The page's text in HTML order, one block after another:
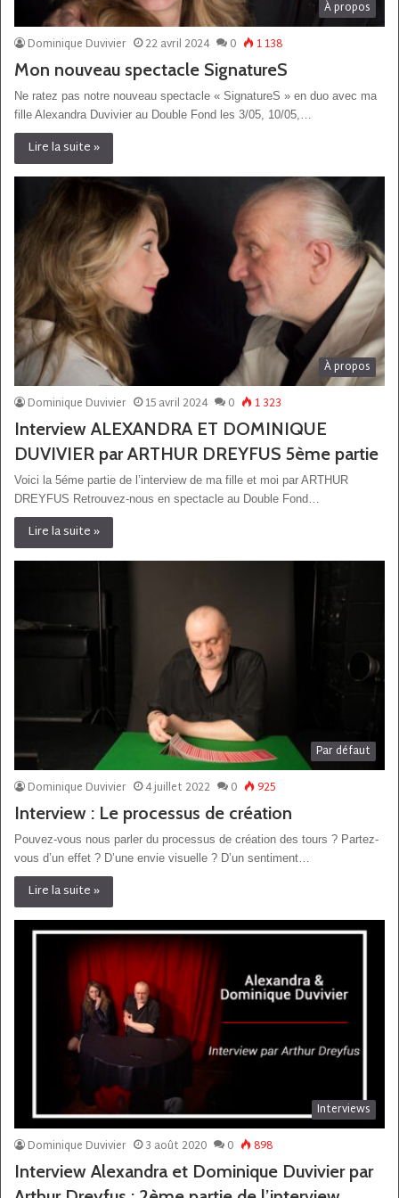
À propos
Dominique Duvivier
22 avril 2024 0 1 138
Mon nouveau spectacle SignatureS
Ne ratez pas notre nouveau spectacle « SignatureS » en duo avec ma
fille Alexandra Duvivier au Double Fond les 3/05, 10/05,…
Lire la suite »
À propos
Dominique Duvivier
15 avril 2024 0 1 323
Interview ALEXANDRA ET DOMINIQUE
DUVIVIER par ARTHUR DREYFUS 5ème partie
Voici la 5éme partie de l’interview de ma fille et moi par ARTHUR
DREYFUS Retrouvez-nous en spectacle au Double Fond…
Lire la suite »
Par défaut
Dominique Duvivier
4 juillet 2022 0 925
Interview : Le processus de création
Pouvez-vous nous parler du processus de création des tours ? Partez-
vous d’un effet ? D’une envie visuelle ? D’un sentiment…
Lire la suite »
Interviews
Dominique Duvivier
3 août 2020 0 898
Interview Alexandra et Dominique Duvivier par